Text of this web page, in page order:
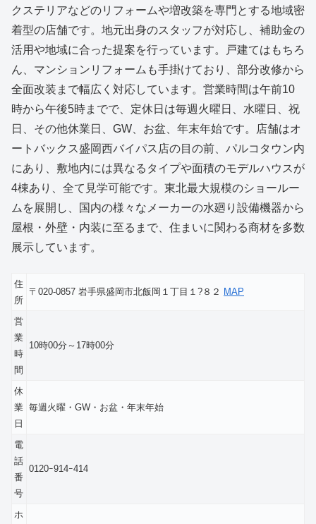
クステリアなどのリフォームや増改築を専門とする地域密
着型の店舗です。地元出身のスタッフが対応し、補助金の
活用や地域に合った提案を行っています。戸建てはもちろ
ん、マンションリフォームも手掛けており、部分改修から
全面改装まで幅広く対応しています。営業時間は午前10
時から午後5時までで、定休日は毎週火曜日、水曜日、祝
日、その他休業日、GW、お盆、年末年始です。店舗はオ
ートバックス盛岡西バイパス店の目の前、パルコタウン内
にあり、敷地内には異なるタイプや面積のモデルハウスが
4棟あり、全て見学可能です。東北最大規模のショールー
ムを展開し、国内の様々なメーカーの水廻り設備機器から
屋根・外壁・内装に至るまで、住まいに関わる商材を多数
展示しています。
住
所
〒020-0857 岩手県盛岡市北飯岡１丁目１?８２ MAP
営
業
時
間
10時00分～17時00分
休
業
日
毎週火曜・GW・お盆・年末年始
電
話
番
号
0120ｰ914ｰ414
ホ